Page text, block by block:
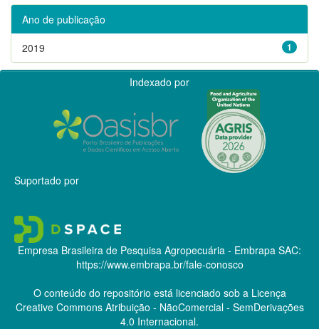
Ano de publicação
1
2019
Indexado por
Suportado por
Empresa Brasileira de Pesquisa Agropecuária - Embrapa SAC:
https://www.embrapa.br/fale-conosco
O conteúdo do repositório está licenciado sob a Licença
Creative CommonsAtribuição - NãoComercial - SemDerivações
4.0 Internacional.